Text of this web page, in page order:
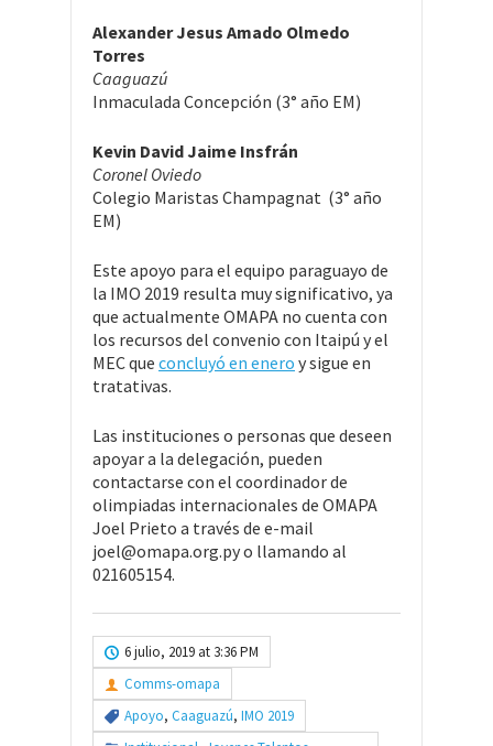
Alexander Jesus Amado Olmedo
Torres
Caaguazú
Inmaculada Concepción (3° año EM)
Kevin David Jaime Insfrán
Coronel Oviedo
Colegio Maristas Champagnat (3° año
EM)
Este apoyo para el equipo paraguayo de
la IMO 2019 resulta muy significativo, ya
que actualmente OMAPA no cuenta con
los recursos del convenio con Itaipú y el
MEC que concluyó en enero y sigue en
tratativas.
Las instituciones o personas que deseen
apoyar a la delegación, pueden
contactarse con el coordinador de
olimpiadas internacionales de OMAPA
Joel Prieto a través de e-mail
joel@omapa.org.py o llamando al
021605154.
6 julio, 2019 at 3:36 PM
Comms-omapa
Apoyo, Caaguazú, IMO 2019